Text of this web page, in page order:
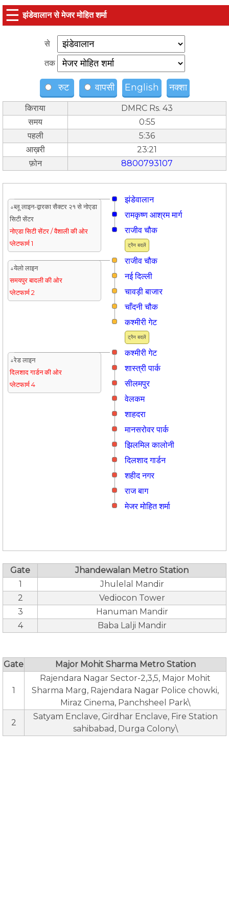
☰ झंडेवालान से मे‌‌जर मोहित शर्मा
से
तक
रुट वापसी English नक्शा
किराया
DMRC Rs. 43
समय
0:55
पहली
5:36
आख़री
23:21
फ़ोन
8800793107
झंडेवालान
↓ब्लू लाइन-द्वारका सैक्टर २१ से नोएडा
सिटी सेंटर
नोएडा सिटी सेंटर / वैशाली की ओर
प्लेटफार्म 1
रामकृष्ण आश्रम मार्ग
ट्रैन बदलें
राजीव चौक
राजीव चौक
↓येलो लाइन
समयपुर बादली की ओर
प्लेटफार्म 2
नई दिल्ली
चावड़ी बाजार
चाँदनी चौक
ट्रैन बदलें
कश्मीरी गेट
कश्मीरी गेट
↓रेड लाइन
दिलशाद गार्डन की ओर
प्लेटफार्म 4
शास्त्री पार्क
सीलमपुर
वेलकम
शाहदरा
मानसरोवर पार्क
झिलमिल कालोनी
दिलशाद गार्डन
शहीद नगर
राज बाग
मे‌‌जर मोहित शर्मा
Gate
Jhandewalan Metro Station
1
Jhulelal Mandir
2
Vediocon Tower
3
Hanuman Mandir
4
Baba Lalji Mandir
Gate Major Mohit Sharma Metro Station
1
Rajendara Nagar Sector-2,3,5, Major Mohit
Sharma Marg, Rajendara Nagar Police chowki,
Miraz Cinema, Panchsheel Park\
2
Satyam Enclave, Girdhar Enclave, Fire Station
sahibabad, Durga Colony\